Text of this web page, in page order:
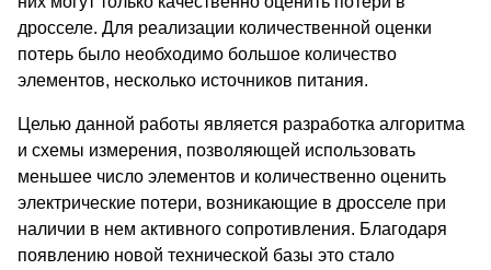
дросселе. Для реализации количественной оценки
потерь было необходимо большое количество
элементов, несколько источников питания.
Целью данной работы является разработка алгоритма
и схемы измерения, позволяющей использовать
меньшее число элементов и количественно оценить
электрические потери, возникающие в дросселе при
наличии в нем активного сопротивления. Благодаря
появлению новой технической базы это стало